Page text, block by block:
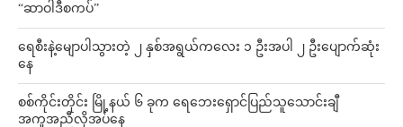
“ဆာဝါဒီစကပ်”
ရေစီးနဲ့မျောပါသွားတဲ့ ၂ နှစ်အရွယ်ကလေး ၁ ဦးအပါ ၂ ဦးပျောက်ဆုံး
နေ
စစ်ကိုင်းတိုင်း မြို့နယ် ၆ ခုက ရေဘေးရှောင်ပြည်သူသောင်းချီ
အကူအညီလိုအပ်နေ